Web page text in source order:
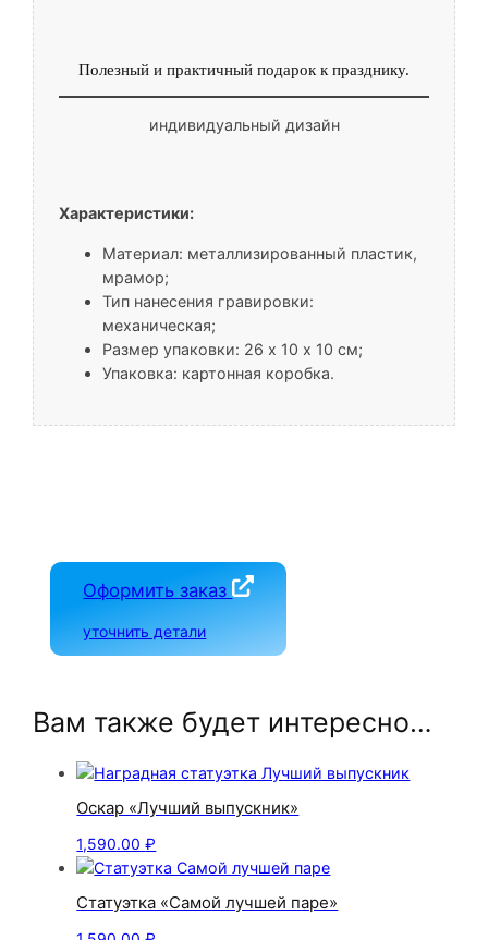
Полезный и практичный подарок к празднику.
индивидуальный дизайн
Характеристики:
Материал: металлизированный пластик,
мрамор;
Тип нанесения гравировки:
механическая;
Размер упаковки: 26 х 10 х 10 см;
Упаковка: картонная коробка.
Оформить заказ
уточнить детали
Вам также будет интересно…
Оскар «Лучший выпускник»
1,590.00₽
Статуэтка «Самой лучшей паре»